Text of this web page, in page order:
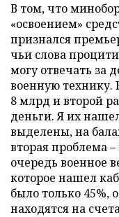
В том, что
«освоением»
признался
чьи слова
могу отвечать за
военную технику.
8 млрд и второй
деньги. Я их
выделены, на
вторая проблема
очередь военное
которое нашел
было только 45%,
находятся на